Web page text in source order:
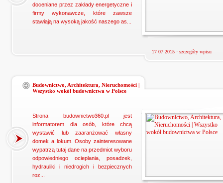
doceniane przez zakłady energetyczne i
firmy wykonawcze, które zawsze
stawiają na wysoką jakość naszego as...
17 07 2015 · szczegóły wpisu
Budownictwo, Architektura, Nieruchomości |
Wszystko wokół budownictwa w Polsce
Strona budownictwo360.pl jest
informatorem dla osób, które chcą
wystawić lub zaaranżować własny
domek a lokum. Osoby zainteresowane
wypatrzą tutaj dane na przedmiot wyboru
odpowiedniego ocieplania, posadzek,
hydrauliki i niedrogich i bezpiecznych
roz...